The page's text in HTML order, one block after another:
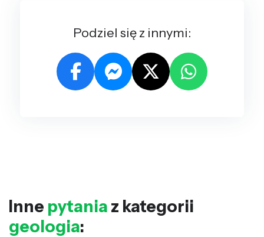
Podziel się z innymi:
Inne pytania z kategorii
geologia: